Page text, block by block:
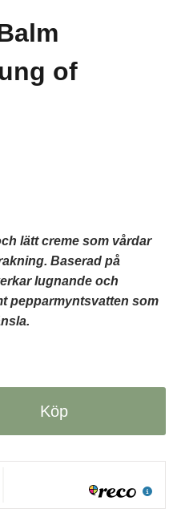
of
lätt creme som vårdar
Baserad på
lugnande och
pepparmyntsvatten som
Köp